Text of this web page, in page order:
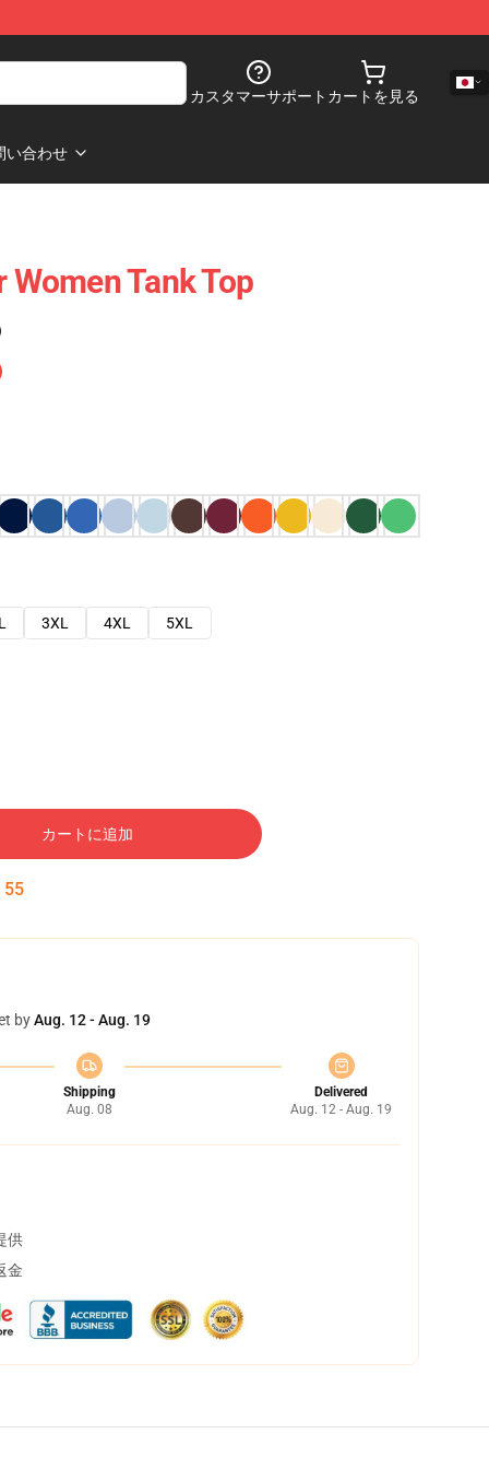
カスタマーサポート カートを見る
い合わせ
Tank Top
3XL 4XL
5XL
カートに追加
54
byAug. 12 - Aug. 19
Shipping
Aug. 08
Delivered
Aug. 12 - Aug. 19
供
金